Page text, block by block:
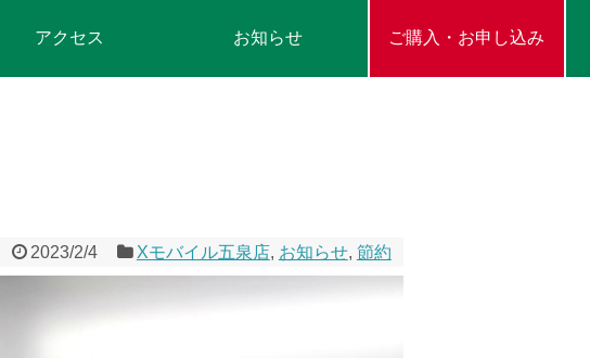
アクセス お知らせ ご購入・お申し込み
2023/2/4 Xモバイル五泉店, お知らせ, 節約